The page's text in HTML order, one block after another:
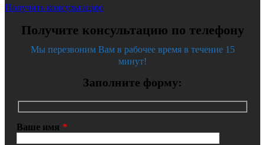
Получить консультацию
Получите консультацию по телефону
Мы перезвоним Вам в рабочее время в течение 15
минут!
Заполните форму:
Ваше имя *